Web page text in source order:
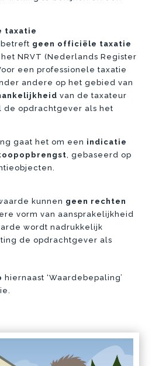
taxatie
geen officiële taxatie
NRVT (Nederlands Register
een professionele taxatie
andere op het gebied van
van de taxateur
de opdrachtgever als het
gaat het om een indicatie
, gebaseerd op
kunnen geen rechten
vorm van aansprakelijkheid
wordt nadrukkelijk
de opdrachtgever als
hiernaast ‘Waardebepaling’